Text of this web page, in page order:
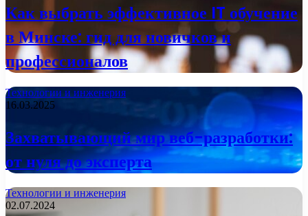
Как выбрать эффективное IT обучение
в Минске: гид для новичков и
профессионалов
Технологии и инженерия
16.03.2025
Захватывающий мир веб-разработки:
от нуля до эксперта
Технологии и инженерия
02.07.2024